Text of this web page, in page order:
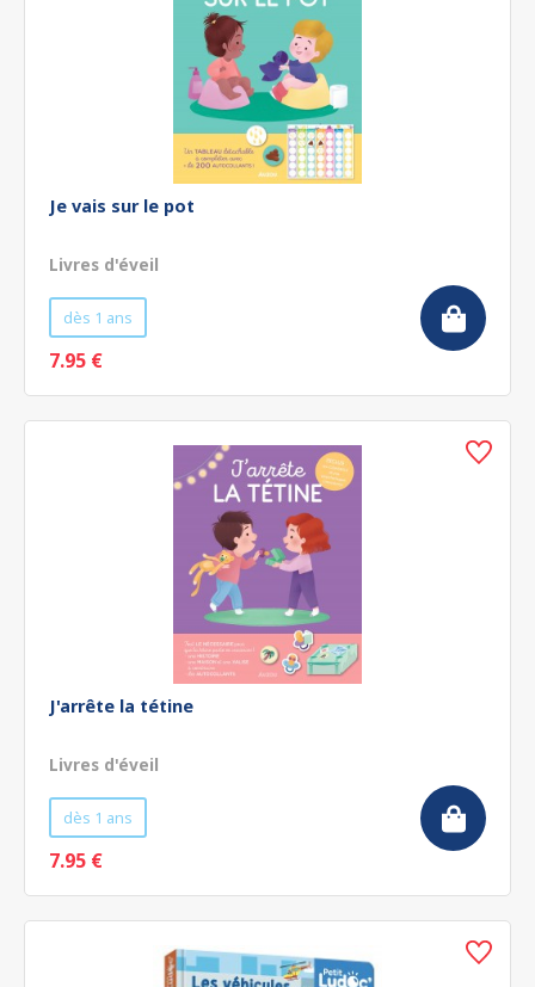
Je vais sur le pot
Livres d'éveil
dès 1 ans
7.95 €
J'arrête la tétine
Livres d'éveil
dès 1 ans
7.95 €